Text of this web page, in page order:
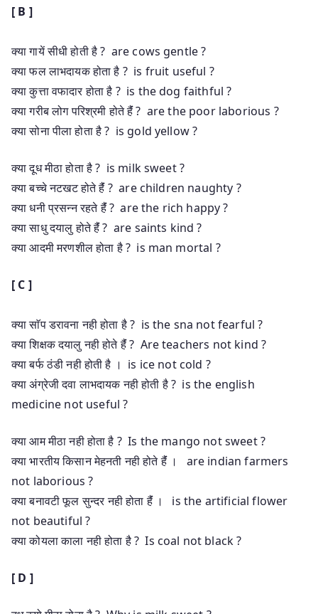
[ B ]
क्या गायें सीधी होती है ? are cows gentle ?
क्या फल लाभदायक होता है ? is fruit useful ?
क्या कुत्ता वफादार होता है ? is the dog faithful ?
क्या गरीब लोग परिश्रमी होते हैंं ? are the poor laborious ?
क्या सोना पीला होता है ? is gold yellow ?
क्या दूध मीठा होता है ? is milk sweet ?
क्या बच्चे नटखट होते हैंं ? are children naughty ?
क्या धनी प्रसन्न रहते हैंं ? are the rich happy ?
क्या साधु दयालु होते हैंं ? are saints kind ?
क्या आदमी मरणशील होता है ? is man mortal ?
[ C ]
क्या साॅप डरावना नही होता है ? is the sna not fearful ?
क्या शिक्षक दयालु नही होते हैंं ? Are teachers not kind ?
क्या बर्फ ठंडी नही होती है । is ice not cold ?
क्या अंग्रेजी दवा लाभदायक नही होती है ? is the english
medicine not useful ?
क्या आम मीठा नही होता है ? Is the mango not sweet ?
क्या भारतीय किसान मेहनती नही होते हैंं । are indian farmers
not laborious ?
क्या बनावटी फूल सुन्दर नही होता हैंं । is the artificial flower
not beautiful ?
क्या कोयला काला नही होता है ? Is coal not black ?
[ D ]